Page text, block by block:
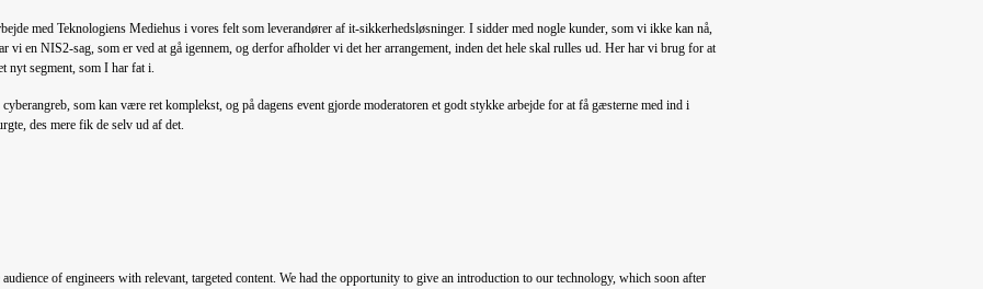
med Teknologiens Mediehus i vores felt som leverandører af it-sikkerhedsløsninger. I sidder med nogle kunder, som vi ikke kan nå,
vi en NIS2-sag, som er ved at gå igennem, og derfor afholder vi det her arrangement, inden det hele skal rulles ud. Her har vi brug for at
nyt segment, som I har fat i.
som kan være ret komplekst, og på dagens event gjorde moderatoren et godt stykke arbejde for at få gæsterne med ind i
des mere fik de selv ud af det.
of engineers with relevant, targeted content. We had the opportunity to give an introduction to our technology, which soon after